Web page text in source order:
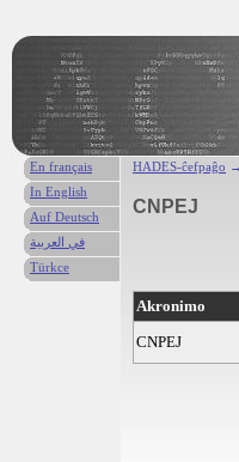
HADES-ĉefpaĝo →
CNPEJ
Akronimo
CNPEJ
En français
In English
Auf Deutsch
في العربية
Türkce